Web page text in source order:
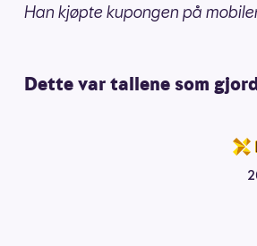
Han kjøpte kupongen på
Dette var tallene som